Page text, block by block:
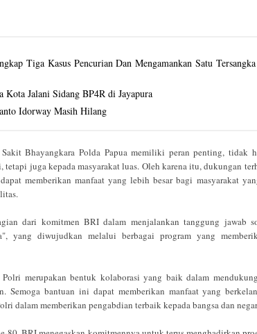
Tiga Kasus Pencurian Dan Mengamankan Satu Tersangka
Kota Jalani Sidang BP4R di Jayapura
Idorway Masih Hilang
Bhayangkara Polda Papua memiliki peran penting, tidak
tetapi juga kepada masyarakat luas. Oleh karena itu, dukungan
memberikan manfaat yang lebih besar bagi masyarakat
dari komitmen BRI dalam menjalankan tanggung jawab
yang diwujudkan melalui berbagai program yang
merupakan bentuk kolaborasi yang baik dalam
Semoga bantuan ini dapat memberikan manfaat yang
dalam memberikan pengabdian terbaik kepada bangsa dan